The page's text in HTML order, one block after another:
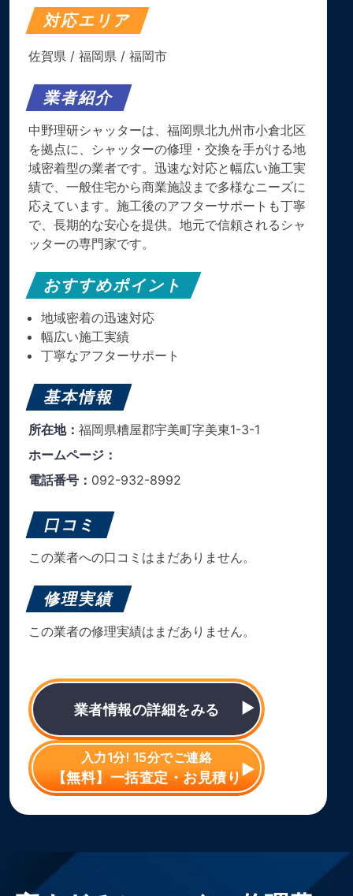
対応エリア
佐賀県 / 福岡県 / 福岡市
業者紹介
中野理研シャッターは、福岡県北九州市小倉北区
を拠点に、シャッターの修理・交換を手がける地
域密着型の業者です。迅速な対応と幅広い施工実
績で、一般住宅から商業施設まで多様なニーズに
応えています。施工後のアフターサポートも丁寧
で、長期的な安心を提供。地元で信頼されるシャ
ッターの専門家です。
おすすめポイント
地域密着の迅速対応
幅広い施工実績
丁寧なアフターサポート
基本情報
所在地： 福岡県糟屋郡宇美町字美東1-3-1
ホームページ：
電話番号： 092-932-8992
口コミ
この業者への口コミはまだありません。
修理実績
この業者の修理実績はまだありません。
業者情報の詳細をみる
入力1分! 15分でご連絡
【無料】一括査定・お見積り